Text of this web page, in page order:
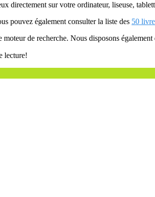
directement sur votre ordinateur, liseuse,
pouvez également consulter la liste des 50
de recherche. Nous disposons également
lecture!